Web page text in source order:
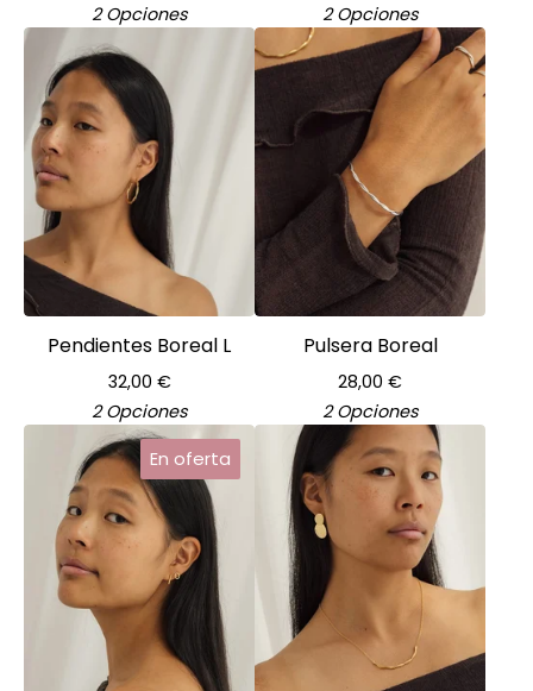
2 Opciones
2 Opciones
Pendientes Boreal L
32,00 €
2 Opciones
Pulsera Boreal
28,00 €
2 Opciones
En oferta